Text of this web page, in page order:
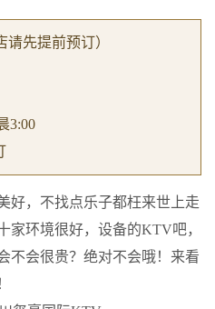
请先提前预订）
3:00
好，不找点乐子都枉来世上走
家环境很好，设备的KTV吧，
不会很贵？绝对不会哦！来看